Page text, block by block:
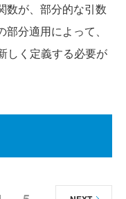
数が、部分的な引数
分適用によって、
しく定義する必要が